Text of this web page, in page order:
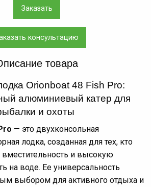
Заказать
консультацию
товара
Orionboat 48 Fish Pro:
алюминиевый катер для
и охоты
— это двухконсольная
лодка, созданная для тех, кто
вместительность и высокую
на воде. Ее универсальность
выбором для активного отдыха и